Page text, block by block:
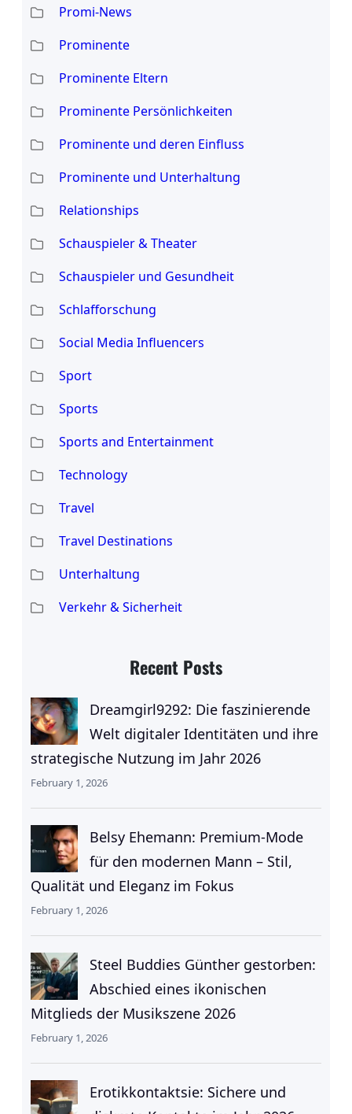
Promi-News
Prominente
Prominente Eltern
Prominente Persönlichkeiten
Prominente und deren Einfluss
Prominente und Unterhaltung
Relationships
Schauspieler & Theater
Schauspieler und Gesundheit
Schlafforschung
Social Media Influencers
Sport
Sports
Sports and Entertainment
Technology
Travel
Travel Destinations
Unterhaltung
Verkehr & Sicherheit
Recent Posts
Dreamgirl9292: Die faszinierende
Welt digitaler Identitäten und ihre
strategische Nutzung im Jahr 2026
February 1, 2026
Belsy Ehemann: Premium-Mode
für den modernen Mann – Stil,
Qualität und Eleganz im Fokus
February 1, 2026
Steel Buddies Günther gestorben:
Abschied eines ikonischen
Mitglieds der Musikszene 2026
February 1, 2026
Erotikkontaktsie: Sichere und